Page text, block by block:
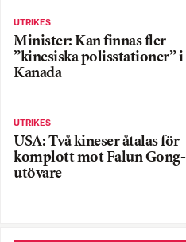
UTRIKES
Minister: Kan finnas fler
”kinesiska polisstationer” i
Kanada
UTRIKES
USA: Två kineser åtalas för
komplott mot Falun Gong-
utövare